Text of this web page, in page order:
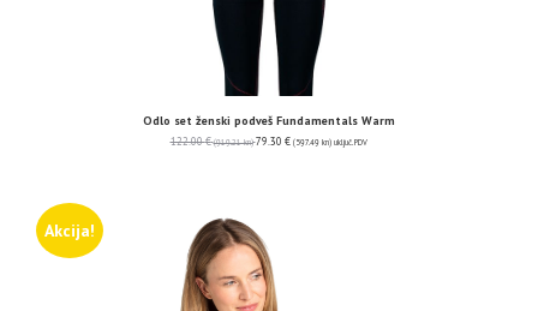
Odlo set ženski podveš Fundamentals Warm
122.00€ (919.21 kn) 79.30 € (597.49 kn) uključ. PDV
Akcija!